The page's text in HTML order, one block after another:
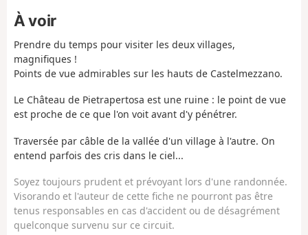
À voir
Prendre du temps pour visiter les deux villages,
magnifiques !
Points de vue admirables sur les hauts de Castelmezzano.
Le Château de Pietrapertosa est une ruine : le point de vue
est proche de ce que l'on voit avant d'y pénétrer.
Traversée par câble de la vallée d'un village à l'autre. On
entend parfois des cris dans le ciel...
Soyez toujours prudent et prévoyant lors d'une randonnée.
Visorando et l'auteur de cette fiche ne pourront pas être
tenus responsables en cas d'accident ou de désagrément
quelconque survenu sur ce circuit.